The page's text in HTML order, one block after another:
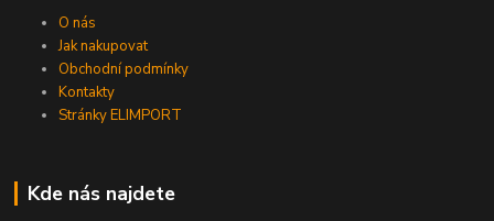
O nás
Jak nakupovat
Obchodní podmínky
Kontakty
Stránky ELIMPORT
Kde nás najdete